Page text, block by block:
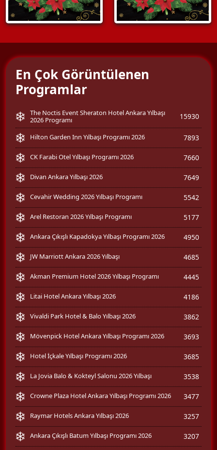
En Çok Görüntülenen
Programlar
The Noctis Event Sheraton Hotel Ankara Yılbaşı
2026 Programı
15930
Hilton Garden Inn Yılbaşı Programı 2026 7893
CK Farabi Otel Yılbaşı Programı 2026 7660
Divan Ankara Yılbaşı 2026 7649
Cevahir Wedding 2026 Yılbaşı Programı 5542
Arel Restoran 2026 Yılbaşı Programı 5177
Ankara Çıkışlı Kapadokya Yılbaşı Programı 2026 4950
JW Marriott Ankara 2026 Yılbaşı 4685
Akman Premium Hotel 2026 Yılbaşı Programı 4445
Litai Hotel Ankara Yılbaşı 2026 4186
Vivaldi Park Hotel & Balo Yılbaşı 2026 3862
Mövenpick Hotel Ankara Yılbaşı Programı 2026 3693
Hotel İçkale Yılbaşı Programı 2026 3685
La Jovia Balo & Kokteyl Salonu 2026 Yılbaşı 3538
Crowne Plaza Hotel Ankara Yılbaşı Programı 2026 3477
Raymar Hotels Ankara Yılbaşı 2026 3257
Ankara Çıkışlı Batum Yılbaşı Programı 2026 3207